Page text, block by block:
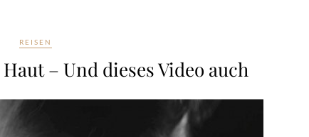
REISEN
– Und dieses Video auch